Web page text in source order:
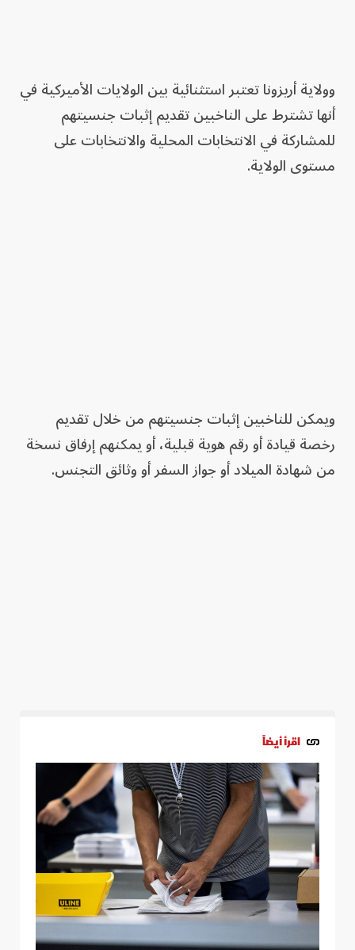
وولاية أريزونا تعتبر استثنائية بين الولايات الأميركية في
أنها تشترط على الناخبين تقديم إثبات جنسيتهم
للمشاركة في الانتخابات المحلية والانتخابات على
مستوى الولاية.
ويمكن للناخبين إثبات جنسيتهم من خلال تقديم
رخصة قيادة أو رقم هوية قبلية، أو يمكنهم إرفاق نسخة
من شهادة الميلاد أو جواز السفر أو وثائق التجنس.
اقرأ أيضاً